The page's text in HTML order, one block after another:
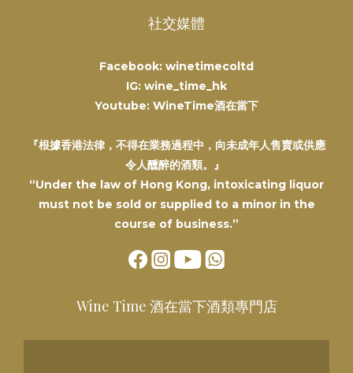
社交媒體
Facebook: winetimecoltd
IG: wine_time_hk
Youtube: WineTime酒在當下
『根據香港法律，不得在業務過程中，向未成年人售賣或供應
令人醺醉的酒類。』
“Under the law of Hong Kong, intoxicating liquor
must not be sold or supplied to a minor in the
course of business.”
Wine Time 酒在當下酒類專門店